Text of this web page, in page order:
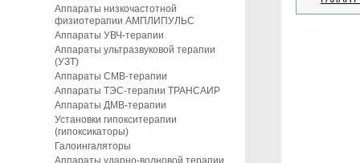
Аппараты низкочастотной
физиотерапии АМПЛИПУЛЬС
Аппараты УВЧ-терапии
Аппараты ультразвуковой терапии
(УЗТ)
Аппараты СМВ-терапии
Аппараты ТЭС-терапии ТРАНСАИР
Аппараты ДМВ-терапии
Установки гипокситерапии
(гипоксикаторы)
Галоингаляторы
Аппараты ударно-волновой терапии